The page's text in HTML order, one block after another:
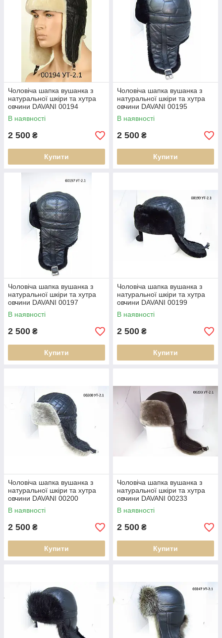
Чоловіча шапка вушанка з
натуральної шкіри та хутра
овчини DAVANI 00194
В наявності
2 500 ₴
Купити
Чоловіча шапка вушанка з
натуральної шкіри та хутра
овчини DAVANI 00195
В наявності
2 500 ₴
Купити
Чоловіча шапка вушанка з
натуральної шкіри та хутра
овчини DAVANI 00197
В наявності
2 500 ₴
Купити
Чоловіча шапка вушанка з
натуральної шкіри та хутра
овчини DAVANI 00199
В наявності
2 500 ₴
Купити
Чоловіча шапка вушанка з
натуральної шкіри та хутра
овчини DAVANI 00200
В наявності
2 500 ₴
Купити
Чоловіча шапка вушанка з
натуральної шкіри та хутра
овчини DAVANI 00233
В наявності
2 500 ₴
Купити